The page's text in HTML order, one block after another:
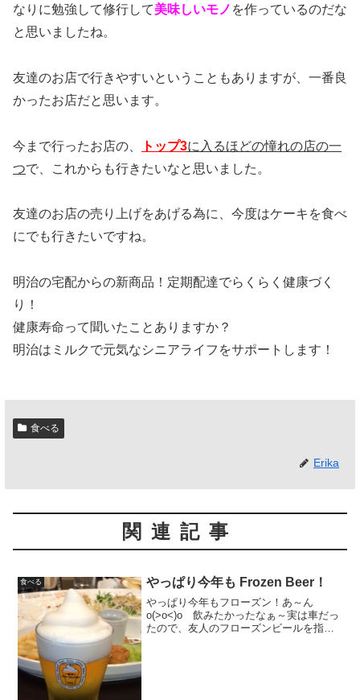
なりに勉強して修行して美味しいモノ を作っているのだな
と思いましたね。
友達のお店で行きやすいということもありますが、一番良
かったお店だと思います。
今まで行ったお店の、 トップ3に入るほどの憧れの店の一
つで、これからも行きたいなと思いました。
友達のお店の売り上げをあげる為に、今度はケーキを食べ
にでも行きたいですね。
明治の宅配からの新商品！定期配達でらくらく健康づく
り！
健康寿命って聞いたことありますか？
明治はミルクで元気なシニアライフをサポートします！
食べる
Erika
関連記事
食べる やっぱり今年も Frozen Beer！
やっぱり今年もフローズン！あ～ん
o(>o<)o 飲みたかったなぁ～実は車だっ
たので、友人のフローズンビールを指を